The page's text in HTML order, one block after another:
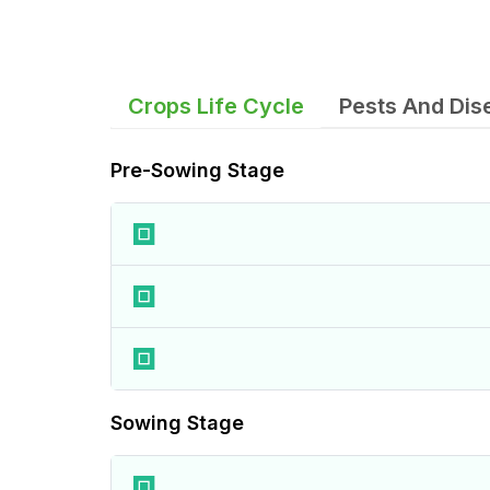
Crops Life Cycle Pests And
Pre-Sowing Stage
Sowing Stage